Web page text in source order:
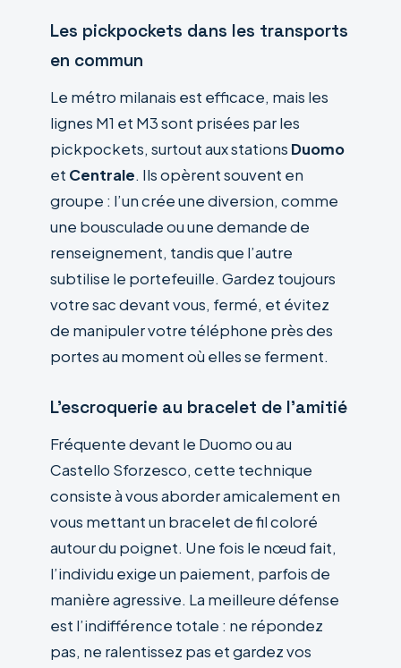
Les pickpockets dans les transports
en commun
Le métro milanais est efficace, mais les
lignes M1 et M3 sont prisées par les
pickpockets, surtout aux stations Duomo
et Centrale. Ils opèrent souvent en
groupe : l’un crée une diversion, comme
une bousculade ou une demande de
renseignement, tandis que l’autre
subtilise le portefeuille. Gardez toujours
votre sac devant vous, fermé, et évitez
de manipuler votre téléphone près des
portes au moment où elles se ferment.
L’escroquerie au bracelet de l’amitié
Fréquente devant le Duomo ou au
Castello Sforzesco, cette technique
consiste à vous aborder amicalement en
vous mettant un bracelet de fil coloré
autour du poignet. Une fois le nœud fait,
l’individu exige un paiement, parfois de
manière agressive. La meilleure défense
est l’indifférence totale : ne répondez
pas, ne ralentissez pas et gardez vos